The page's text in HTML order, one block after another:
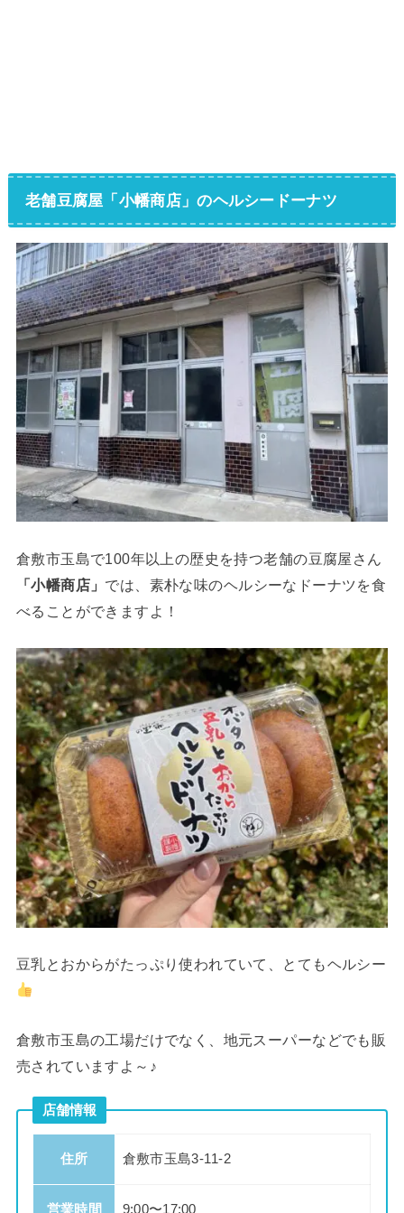
老舗豆腐屋「小幡商店」のヘルシードーナツ
倉敷市玉島で100年以上の歴史を持つ老舗の豆腐屋さん
「小幡商店」 では、素朴な味のヘルシーなドーナツを食
べることができますよ！
豆乳とおからがたっぷり使われていて、とてもヘルシー
倉敷市玉島の工場だけでなく、地元スーパーなどでも販
売されていますよ～♪
店舗情報
住所 倉敷市玉島3-11-2
営業時間 9:00〜17:00